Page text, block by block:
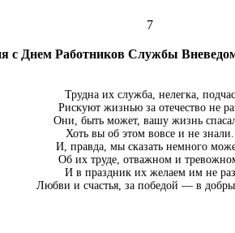
7
с Днем Работников Службы
Трудна их служба, нелегка, подчас
Рискуют жизнью за отечество не
Они, быть может, вашу жизнь
Хоть вы об этом вовсе и не знали.
И, правда, мы сказать немного
Об их труде, отважном и
И в праздник их желаем им не раз
Любви и счастья, за победой — в